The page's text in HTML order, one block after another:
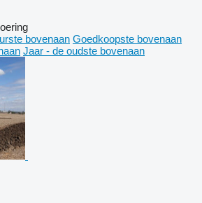
bovenaan Goedkoopste bovenaan
Jaar - de oudste bovenaan